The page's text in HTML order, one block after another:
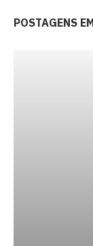
POSTAGENS